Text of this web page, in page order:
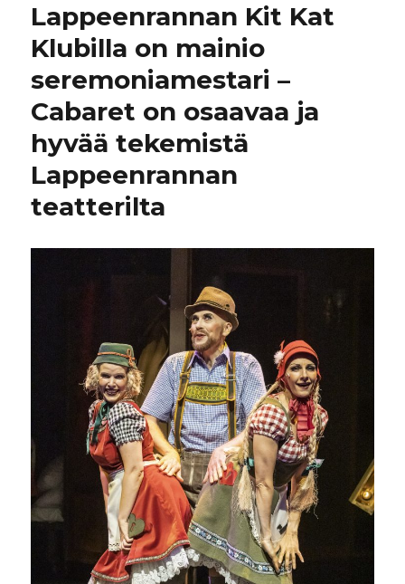
Lappeenrannan Kit Kat
Klubilla on mainio
seremoniamestari –
Cabaret on osaavaa ja
hyvää tekemistä
Lappeenrannan
teatterilta